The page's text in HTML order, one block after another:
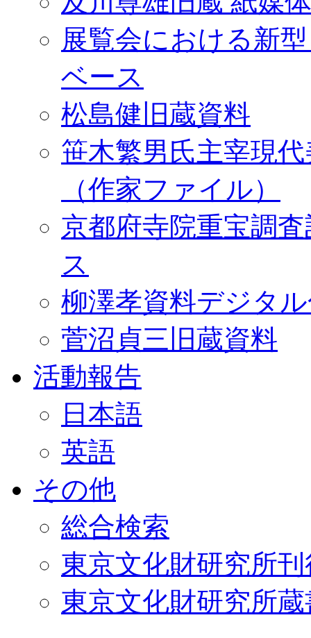
展覧会における新
ベース
松島健旧蔵資料
笹木繁男氏主宰現
（作家ファイル）
京都府寺院重宝調
ス
柳澤孝資料デジタ
菅沼貞三旧蔵資料
活動報告
日本語
英語
その他
総合検索
東京文化財研究所
東京文化財研究所